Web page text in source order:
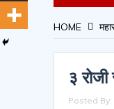
NEWS
HOME
३
Posted By: